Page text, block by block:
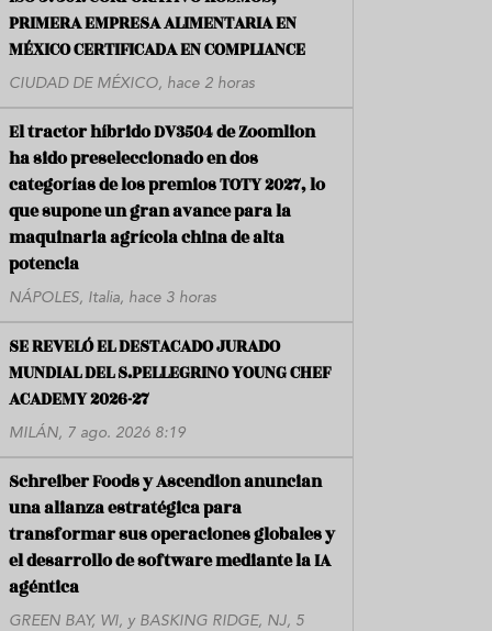
PRIMERA EMPRESA ALIMENTARIA EN
MÉXICO CERTIFICADA EN COMPLIANCE
CIUDAD DE MÉXICO, hace 2 horas
El tractor híbrido DV3504 de Zoomlion
ha sido preseleccionado en dos
categorías de los premios TOTY 2027, lo
que supone un gran avance para la
maquinaria agrícola china de alta
potencia
NÁPOLES, Italia, hace 3 horas
SE REVELÓ EL DESTACADO JURADO
MUNDIAL DEL S.PELLEGRINO YOUNG CHEF
ACADEMY 2026-27
MILÁN, 7 ago. 2026 8:19
Schreiber Foods y Ascendion anuncian
una alianza estratégica para
transformar sus operaciones globales y
el desarrollo de software mediante la IA
agéntica
GREEN BAY, WI, y BASKING RIDGE, NJ, 5